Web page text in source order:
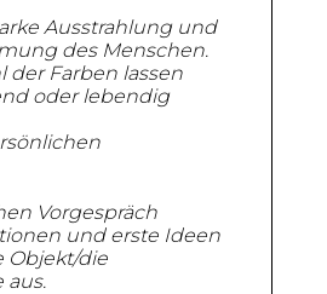
Ausstrahlung und
des Menschen.
der Farben lassen
oder lebendig
Vorgespräch
und erste Ideen
Objekt/die